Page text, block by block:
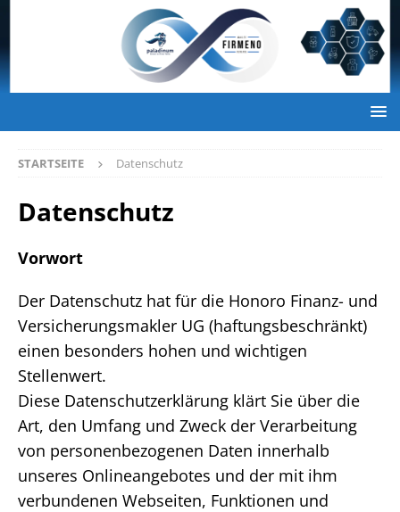
STARTSEITE Datenschutz
Datenschutz
Vorwort
Der Datenschutz hat für die Honoro Finanz- und
Versicherungsmakler UG (haftungsbeschränkt)
einen besonders hohen und wichtigen
Stellenwert.
Diese Datenschutzerklärung klärt Sie über die
Art, den Umfang und Zweck der Verarbeitung
von personenbezogenen Daten innerhalb
unseres Onlineangebotes und der mit ihm
verbundenen Webseiten, Funktionen und